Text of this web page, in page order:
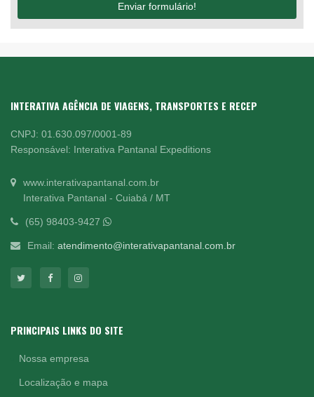
Enviar formulário!
INTERATIVA AGÊNCIA DE VIAGENS, TRANSPORTES E RECEP
CNPJ: 01.630.097/0001-89
Responsável: Interativa Pantanal Expeditions
www.interativapantanal.com.br
Interativa Pantanal - Cuiabá / MT
(65) 98403-9427
Email: atendimento@interativapantanal.com.br
PRINCIPAIS LINKS DO SITE
Nossa empresa
Localização e mapa